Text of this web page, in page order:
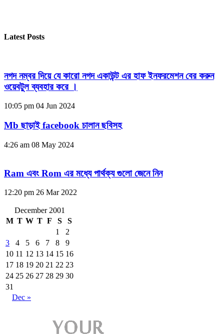
Latest Posts
নগদ নম্বর দিয়ে যে কারো নগদ একাউন্ট এর হাফ ইনফরমেশন বের করুন
ওয়েবটুল ব্যবহার করে ।
10:05 pm 04 Jun 2024
Mb ছাড়াই facebook চালান ছবিসহ
4:26 am 08 May 2024
Ram এবং Rom এর মধ্যে পার্থক্য গুলো জেনে নিন
12:20 pm 26 Mar 2022
December 2001
M T W T F S
S
1
2
3
4 5 6 7 8
9
10 11 12 13 14 15 16
17 18 19 20 21 22 23
24 25 26 27 28 29 30
31
Dec »